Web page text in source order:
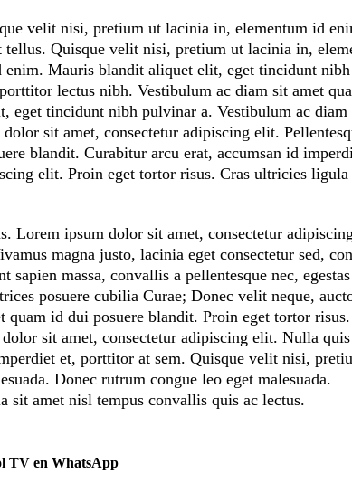
velit nisi, pretium ut lacinia in, elementum id
Quisque velit nisi, pretium ut lacinia in,
Mauris blandit aliquet elit, eget tincidunt nibh
lectus nibh. Vestibulum ac diam sit amet
eget tincidunt nibh pulvinar a. Vestibulum ac diam
sit amet, consectetur adipiscing elit.
blandit. Curabitur arcu erat, accumsan id
elit. Proin eget tortor risus. Cras ultricies ligula
Lorem ipsum dolor sit amet, consectetur
magna justo, lacinia eget consectetur sed,
massa, convallis a pellentesque nec,
posuere cubilia Curae; Donec velit neque,
id dui posuere blandit. Proin eget tortor
sit amet, consectetur adipiscing elit. Nulla
et, porttitor at sem. Quisque velit nisi,
Donec rutrum congue leo eget malesuada.
sit amet nisl tempus convallis quis ac lectus.
TV en WhatsApp